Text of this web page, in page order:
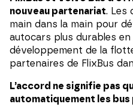
nouveau partenariat. Les
main dans la main pour
autocars plus durables
développement de la
partenaires de FlixBus
L’accord ne signifie pas
automatiquement les bus